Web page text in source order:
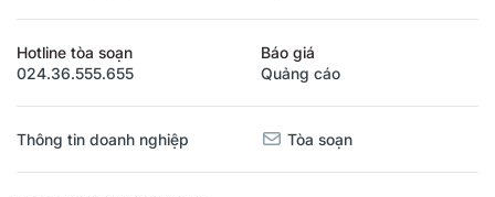
Hotline tòa soạn
024.36.555.655
Báo giá
Quảng cáo
Thông tin doanh nghiệp Tòa soạn